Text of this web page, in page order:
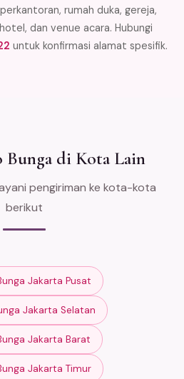
rumah duka, gereja,
dan venue acara. Hubungi
untuk konfirmasi alamat spesifik.
Bunga di Kota Lain
pengiriman ke kota-kota
berikut
Jakarta Pusat
Jakarta Selatan
Jakarta Barat
Jakarta Timur